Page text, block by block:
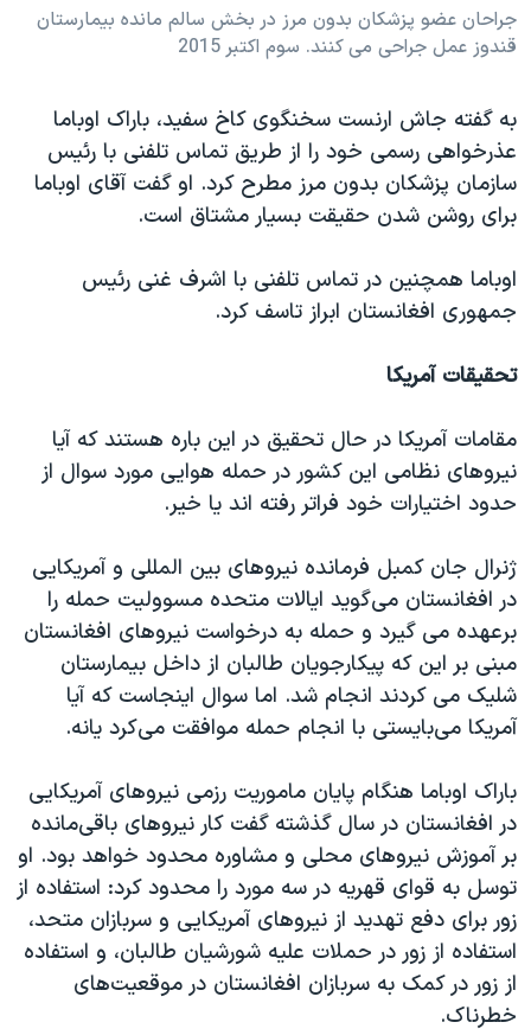
جراحان عضو پزشکان بدون مرز در بخش سالم مانده بیمارستان
قندوز عمل جراحی می کنند. سوم اکتبر 2015
به گفته جاش ارنست سخنگوی کاخ سفید، باراک اوباما
عذرخواهی رسمی خود را از طریق تماس تلفنی با رئیس
سازمان پزشکان بدون مرز مطرح کرد. او گفت آقای اوباما
برای روشن شدن حقیقت بسیار مشتاق است.
اوباما همچنین در تماس تلفنی با اشرف غنی رئیس
جمهوری افغانستان ابراز تاسف کرد.
تحقیقات آمریکا
مقامات آمریکا در حال تحقیق در این باره هستند که آیا
نیروهای نظامی این کشور در حمله هوایی مورد سوال از
حدود اختیارات خود فراتر رفته اند یا خیر.
ژنرال جان کمبل فرمانده نیروهای بین المللی و آمریکایی
در افغانستان می‌گوید ایالات متحده مسوولیت حمله را
برعهده می گیرد و حمله به درخواست نیروهای افغانستان
مبنی بر این که پیکارجویان طالبان از داخل بیمارستان
شلیک می کردند انجام شد. اما سوال اینجاست که آیا
آمریکا می‌بایستی با انجام حمله موافقت می‌کرد یانه.
باراک اوباما هنگام پایان ماموریت رزمی نیروهای آمریکایی
در افغانستان در سال گذشته گفت کار نیروهای باقی‌مانده
بر آموزش نیروهای محلی و مشاوره محدود خواهد بود. او
توسل به قوای قهریه در سه مورد را محدود کرد: استفاده از
زور برای دفع تهدید از نیروهای آمریکایی و سربازان متحد،
استفاده از زور در حملات علیه شورشیان طالبان، و استفاده
از زور در کمک به سربازان افغانستان در موقعیت‌های
خطرناک.